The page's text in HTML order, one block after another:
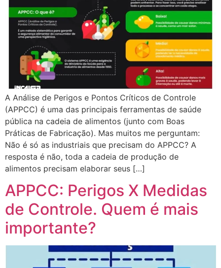
A Análise de Perigos e Pontos Críticos de Controle
(APPCC) é uma das principais ferramentas de saúde
pública na cadeia de alimentos (junto com Boas
Práticas de Fabricação). Mas muitos me perguntam:
Não é só as industriais que precisam do APPCC? A
resposta é não, toda a cadeia de produção de
alimentos precisam elaborar seus […]
APPCC: Perigos X Medidas
de Controle. Quem é mais
importante?